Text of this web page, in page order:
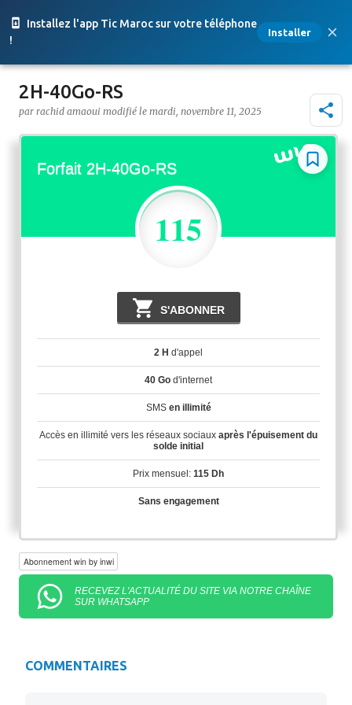
Installez l'app Tic Maroc sur votre téléphone
!
Installer
Accéder au contenu principal
2H-40Go-RS
par rachid amaoui le mardi, novembre 11, 2025
Forfait 2H-40Go-RS
115
Dh
2 H d'appel
40 Go d'internet
SMS en illimité
Accès en illimité vers les réseaux sociaux après l'épuisement du
solde initial
Prix mensuel: 115 Dh
Sans engagement
Abonnement win by inwi
RECEVEZ L'ACTUALITÉ DU SITE VIA NOTRE CHAÎNE
SUR WHATSAPP
COMMENTAIRES